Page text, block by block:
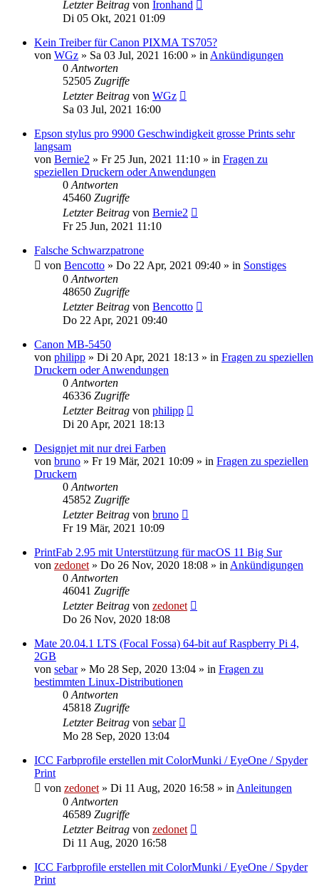
Letzter Beitrag von Ironhand
Di 05 Okt, 2021 01:09
Kein Treiber für Canon PIXMA TS705?
von WGz » Sa 03 Jul, 2021 16:00 » in Ankündigungen
0 Antworten
52505 Zugriffe
Letzter Beitrag von WGz
Sa 03 Jul, 2021 16:00
Epson stylus pro 9900 Geschwindigkeit grosse Prints sehr
langsam
von Bernie2 » Fr 25 Jun, 2021 11:10 » in Fragen zu
speziellen Druckern oder Anwendungen
0 Antworten
45460 Zugriffe
Letzter Beitrag von Bernie2
Fr 25 Jun, 2021 11:10
Falsche Schwarzpatrone
von Bencotto » Do 22 Apr, 2021 09:40 » in Sonstiges
0 Antworten
48650 Zugriffe
Letzter Beitrag von Bencotto
Do 22 Apr, 2021 09:40
Canon MB-5450
von philipp » Di 20 Apr, 2021 18:13 » in Fragen zu speziellen
Druckern oder Anwendungen
0 Antworten
46336 Zugriffe
Letzter Beitrag von philipp
Di 20 Apr, 2021 18:13
Designjet mit nur drei Farben
von bruno » Fr 19 Mär, 2021 10:09 » in Fragen zu speziellen
Druckern
0 Antworten
45852 Zugriffe
Letzter Beitrag von bruno
Fr 19 Mär, 2021 10:09
PrintFab 2.95 mit Unterstützung für macOS 11 Big Sur
von zedonet » Do 26 Nov, 2020 18:08 » in Ankündigungen
0 Antworten
46041 Zugriffe
Letzter Beitrag von zedonet
Do 26 Nov, 2020 18:08
Mate 20.04.1 LTS (Focal Fossa) 64-bit auf Raspberry Pi 4,
2GB
von sebar» Mo 28 Sep, 2020 13:04 » in Fragen zu
bestimmten Linux-Distributionen
0 Antworten
45818 Zugriffe
Letzter Beitrag von sebar
Mo 28 Sep, 2020 13:04
ICC Farbprofile erstellen mit ColorMunki / EyeOne / Spyder
Print
von zedonet » Di 11 Aug, 2020 16:58 » in Anleitungen
0 Antworten
46589 Zugriffe
Letzter Beitrag von zedonet
Di 11 Aug, 2020 16:58
ICC Farbprofile erstellen mit ColorMunki / EyeOne / Spyder
Print